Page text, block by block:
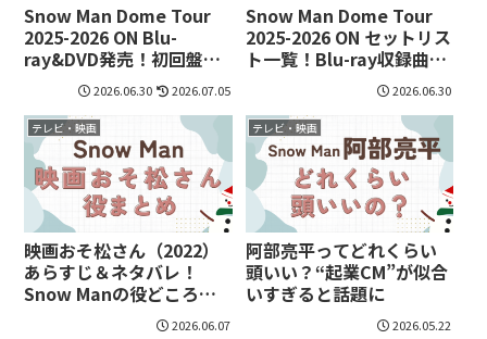
Snow Man Dome Tour
2025-2026 ON Blu-
ray&DVD発売！初回盤と
通常盤の違いや収録内容
2026.06.30 2026.07.05
Snow Man Dome Tour
2025-2026 ON セットリス
ト一覧！Blu-ray収録曲や
2026.06.30
テレビ・映画
映画おそ松さん（2022）
あらすじ＆ネタバレ！
Snow Manの役どころも
2026.06.07
テレビ・映画
阿部亮平ってどれくらい
頭いい？“起業CM”が似合
いすぎると話題に
2026.05.22